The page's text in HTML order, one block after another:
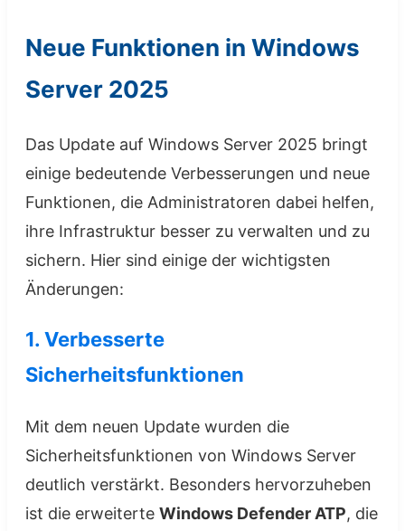
Neue Funktionen in Windows
Server 2025
Das Update auf Windows Server 2025 bringt
einige bedeutende Verbesserungen und neue
Funktionen, die Administratoren dabei helfen,
ihre Infrastruktur besser zu verwalten und zu
sichern. Hier sind einige der wichtigsten
Änderungen:
1. Verbesserte
Sicherheitsfunktionen
Mit dem neuen Update wurden die
Sicherheitsfunktionen von Windows Server
deutlich verstärkt. Besonders hervorzuheben
ist die erweiterte Windows Defender ATP, die